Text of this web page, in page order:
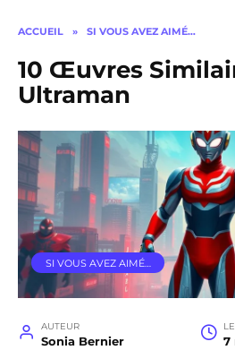
ACCUEIL » SI VOUS AVEZ AIMÉ…
10 Œuvres
Ultraman
SI VOUS AVEZ AIMÉ…
AUTEUR
Sonia Bernier 7